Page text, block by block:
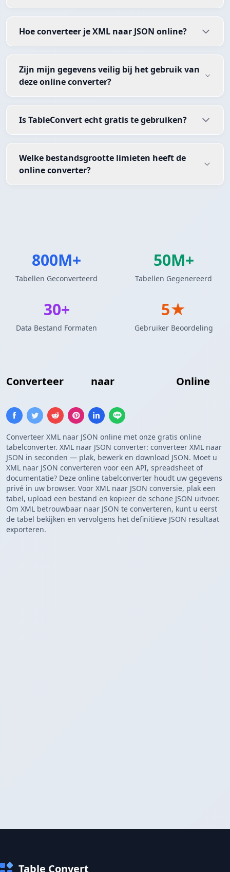
Converteer naar Online
Converteer XML naar JSON online met onze gratis online
tabelconverter. XML naar JSON converter: converteer XML naar
JSON in seconden — plak, bewerk en download JSON. Moet u
XML naar JSON converteren voor een API, spreadsheet of
documentatie? Deze online tabelconverter houdt uw gegevens
privé in uw browser. Voor XML naar JSON conversie, plak een
tabel, upload een bestand en kopieer de schone JSON uitvoer.
Om XML betrouwbaar naar JSON te converteren, kunt u eerst
de tabel bekijken en vervolgens het definitieve JSON resultaat
exporteren.
Hoe converteer je XML naar JSON online?
Zijn mijn gegevens veilig bij het gebruik van
deze online converter?
Is TableConvert echt gratis te gebruiken?
Welke bestandsgrootte limieten heeft de
online converter?
800M+
Tabellen Geconverteerd
50M+
Tabellen Gegenereerd
30+
Data Bestand Formaten
5★
Gebruiker Beoordeling
Table Convert